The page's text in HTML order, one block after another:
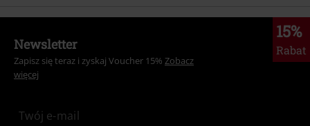
15%
Rabat
Newsletter
Zapisz się teraz i zyskaj Voucher 15% Zobacz
więcej